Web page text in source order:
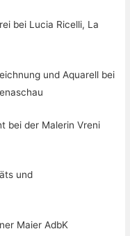
bei Lucia Ricelli, La
und Aquarell bei
bei der Malerin Vreni
und
Maier AdbK